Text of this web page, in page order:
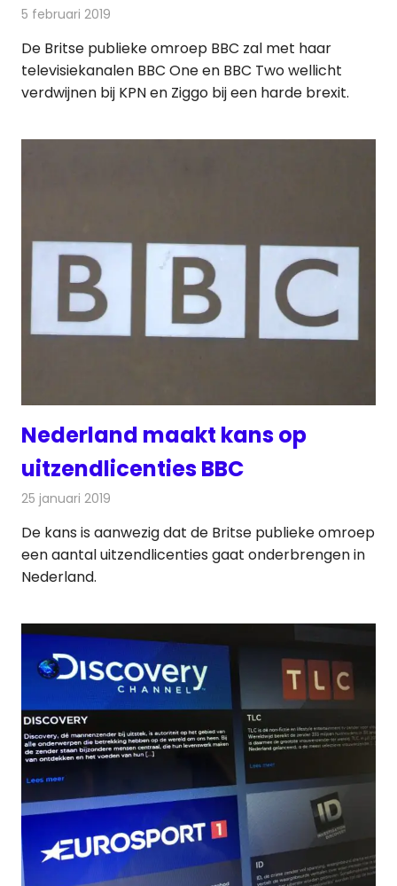
5 februari 2019
De Britse publieke omroep BBC zal met haar
televisiekanalen BBC One en BBC Two wellicht
verdwijnen bij KPN en Ziggo bij een harde brexit.
Nederland maakt kans op
uitzendlicenties BBC
25 januari 2019
De kans is aanwezig dat de Britse publieke omroep
een aantal uitzendlicenties gaat onderbrengen in
Nederland.